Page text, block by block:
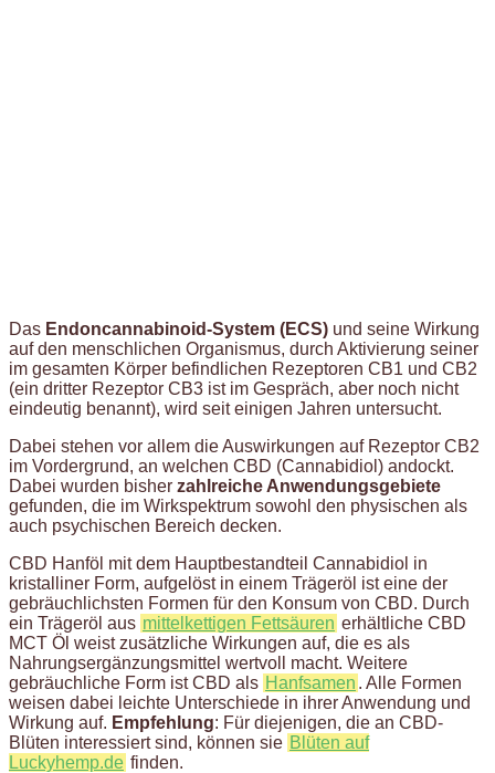
Das Endoncannabinoid-System (ECS) und seine Wirkung
auf den menschlichen Organismus, durch Aktivierung seiner
im gesamten Körper befindlichen Rezeptoren CB1 und CB2
(ein dritter Rezeptor CB3 ist im Gespräch, aber noch nicht
eindeutig benannt), wird seit einigen Jahren untersucht.
Dabei stehen vor allem die Auswirkungen auf Rezeptor CB2
im Vordergrund, an welchen CBD (Cannabidiol) andockt.
Dabei wurden bisher zahlreiche Anwendungsgebiete
gefunden, die im Wirkspektrum sowohl den physischen als
auch psychischen Bereich decken.
CBD Hanföl mit dem Hauptbestandteil Cannabidiol in
kristalliner Form, aufgelöst in einem Trägeröl ist eine der
gebräuchlichsten Formen für den Konsum von CBD. Durch
ein Trägeröl aus mittelkettigen Fettsäuren erhältliche CBD
MCT Öl weist zusätzliche Wirkungen auf, die es als
Nahrungsergänzungsmittel wertvoll macht. Weitere
gebräuchliche Form ist CBD als Hanfsamen . Alle Formen
weisen dabei leichte Unterschiede in ihrer Anwendung und
Wirkung auf. Empfehlung: Für diejenigen, die an CBD-
Blüten interessiert sind, können sie Blüten auf
Luckyhemp.de finden.